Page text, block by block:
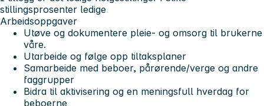
stillingsprosenter ledige
Arbeidsoppgaver
Utøve og dokumentere pleie- og omsorg til brukerne
våre.
Utarbeide og følge opp tiltaksplaner
Samarbeide med beboer, pårørende/verge og andre
faggrupper
Bidra til aktivisering og en meningsfull hverdag for
beboerne